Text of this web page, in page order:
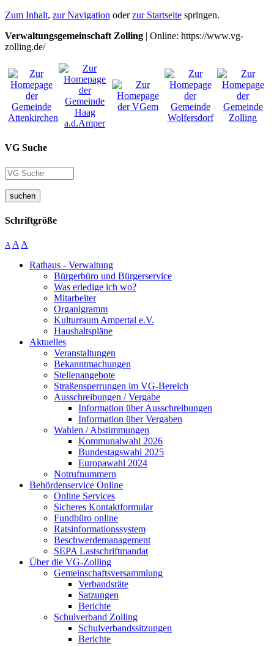
Zum Inhalt, zur Navigation oderzur Startseite springen.
Verwaltungsgemeinschaft Zolling | Online: https://www.vg-
zolling.de/
VG Suche
suchen
Schriftgröße
A A A
Rathaus - Verwaltung
Bürgerbüro und Bürgerservice
Was erledige ich wo?
Mitarbeiter
Organigramm
Kulturraum Ampertal e.V.
Haushaltspläne
Aktuelles
Veranstaltungen
Bekanntmachungen
Stellenangebote
Straßensperrungen im VG-Bereich
Ausschreibungen / Vergabe
Information über Ausschreibungen
Information über Vergaben
Wahlen / Abstimmungen
Kommunalwahl 2026
Bundestagswahl 2025
Europawahl 2024
Notrufnummern
Behördenservice Online
Online Services
Sicheres Kontaktformular
Fundbüro online
Ratsinformationssystem
Beschwerdemanagement
SEPA Lastschriftmandat
Über die VG-Zolling
Gemeinschaftsversammlung
Verbandsräte
Satzungen
Berichte
Schulverband Zolling
Schulverbandssitzungen
Berichte